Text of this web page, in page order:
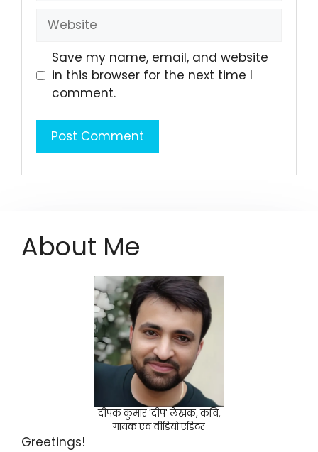
Website
Save my name, email, and website
in this browser for the next time I
comment.
About Me
दीपक कुमार 'दीप' लेखक, कवि,
गायक एवं वीडियो एडिटर
Greetings!